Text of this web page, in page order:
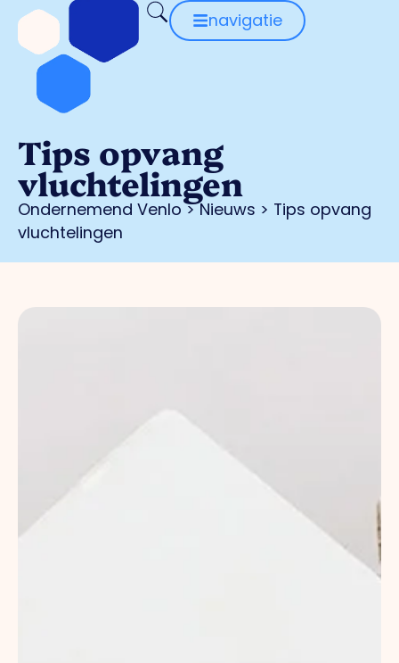
navigatie
Tips opvang
vluchtelingen
Ondernemend Venlo>Nieuws > Tips opvang
vluchtelingen